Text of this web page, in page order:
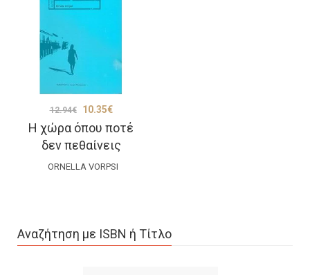
Η χώρα όπου ποτέ
δεν πεθαίνεις
12.94€
Original
price
was:
12.94€.
10.35€Η
τρέχουσα
τιμή
είναι:
ORNELLA VORPSI
Αναζήτηση με ISBN ή Τίτλο